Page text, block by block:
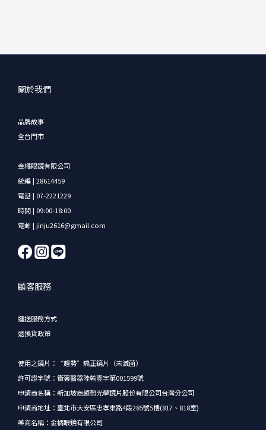
關於我們
品牌故事
全台門市
金橘眼鏡有限公司
統編 | 28614459
電話 | 07-2221229
時間 | 09:00-18:00
電郵 | jinju2616@gmail.com
顧客服務
運送服務方式
退換貨政策
使用之鏡片：“趨勢”矯正鏡片（未滅菌）
許可證字號：衛署醫器陸輸壹字第001599號
申請商名稱：新加坡商趨勢光學鏡片股份有限公司台灣分公司
申請商地址：臺北市大安區忠孝東路4段285號5樓(817、818室)
藥商名稱：金橘眼鏡有限公司